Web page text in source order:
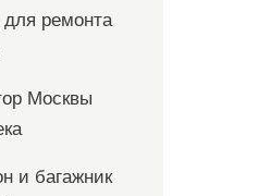
ремонта
Москвы
и багажник